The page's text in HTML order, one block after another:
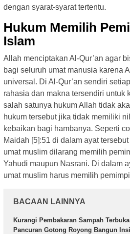
dengan syarat-syarat tertentu.
Hukum Memilih
Islam
Allah menciptakan Al-Qur’an agar
bagi seluruh umat manusia karena
universal. Di Al-Qur’an sendiri
rahasia dan makna tersendiri untuk
salah satunya hukum Allah tidak
hukum tersebut jika tidak memiliki
kebaikan bagi hambanya. Seperti
Maidah [5]:51 di dalam ayat
umat muslim dilarang memilih
Yahudi maupun Nasrani. Di dalam
umat muslim harus memilih
BACAAN LAINNYA
Kurangi Pembakaran Sampah
Pancuran Gotong Royong Bangun